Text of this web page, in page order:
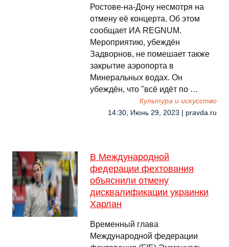
Ростове-на-Дону несмотря на
отмену её концерта. Об этом
сообщает ИА REGNUM.
Мероприятию, убеждён
Задворнов, не помешает также
закрытие аэропорта в
Минеральных водах. Он
убеждён, что "всё идёт по …
Культура и искусство
14:30, Июнь 29, 2023 | pravda.ru
В Международной
федерации фехтования
объяснили отмену
дисквалификации украинки
Харлан
Временный глава
Международной федерации